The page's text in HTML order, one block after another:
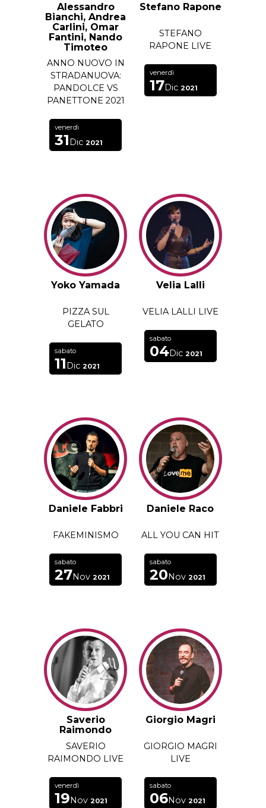
Alessandro
Bianchi, Andrea
Carlini, Omar
Fantini, Nando
Timoteo
ANNO NUOVO IN
STRADANUOVA:
PANDOLCE VS
PANETTONE 2021
venerdì
31Dic 2021
Stefano Rapone
STEFANO
RAPONE LIVE
venerdì
17Dic 2021
Yoko Yamada
PIZZA SUL
GELATO
sabato
11Dic 2021
Velia Lalli
VELIA LALLI LIVE
sabato
04Dic 2021
Daniele Fabbri
FAKEMINISMO
sabato
27Nov 2021
Daniele Raco
ALL YOU CAN HIT
sabato
20Nov 2021
Saverio
Raimondo
SAVERIO
RAIMONDO LIVE
venerdì
19Nov 2021
Giorgio Magri
GIORGIO MAGRI
LIVE
sabato
06Nov 2021